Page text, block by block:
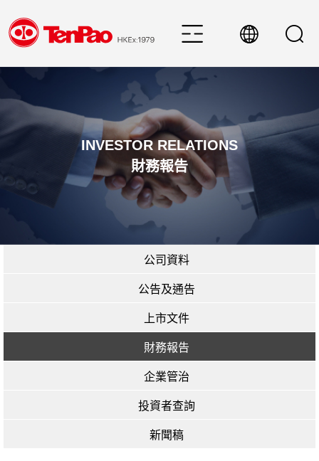
INVESTOR RELATIONS
財務報告
公司資料
公告及通告
上市文件
財務報告
企業管治
投資者查詢
新聞稿